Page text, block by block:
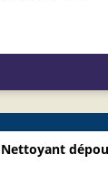
Nettoyant